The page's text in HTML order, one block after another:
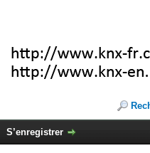
S’enregistrer